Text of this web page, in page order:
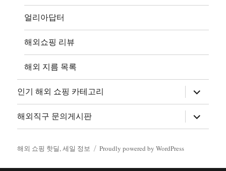
장
얼리아답터
해외쇼핑 리뷰
해외 지름 목록
인기 해외 쇼핑 카테고리
하
위
메
뉴
확
장
해외직구 문의게시판
하
위
메
해외 쇼핑 핫딜, 세일 정보 Proudly powered by WordPress